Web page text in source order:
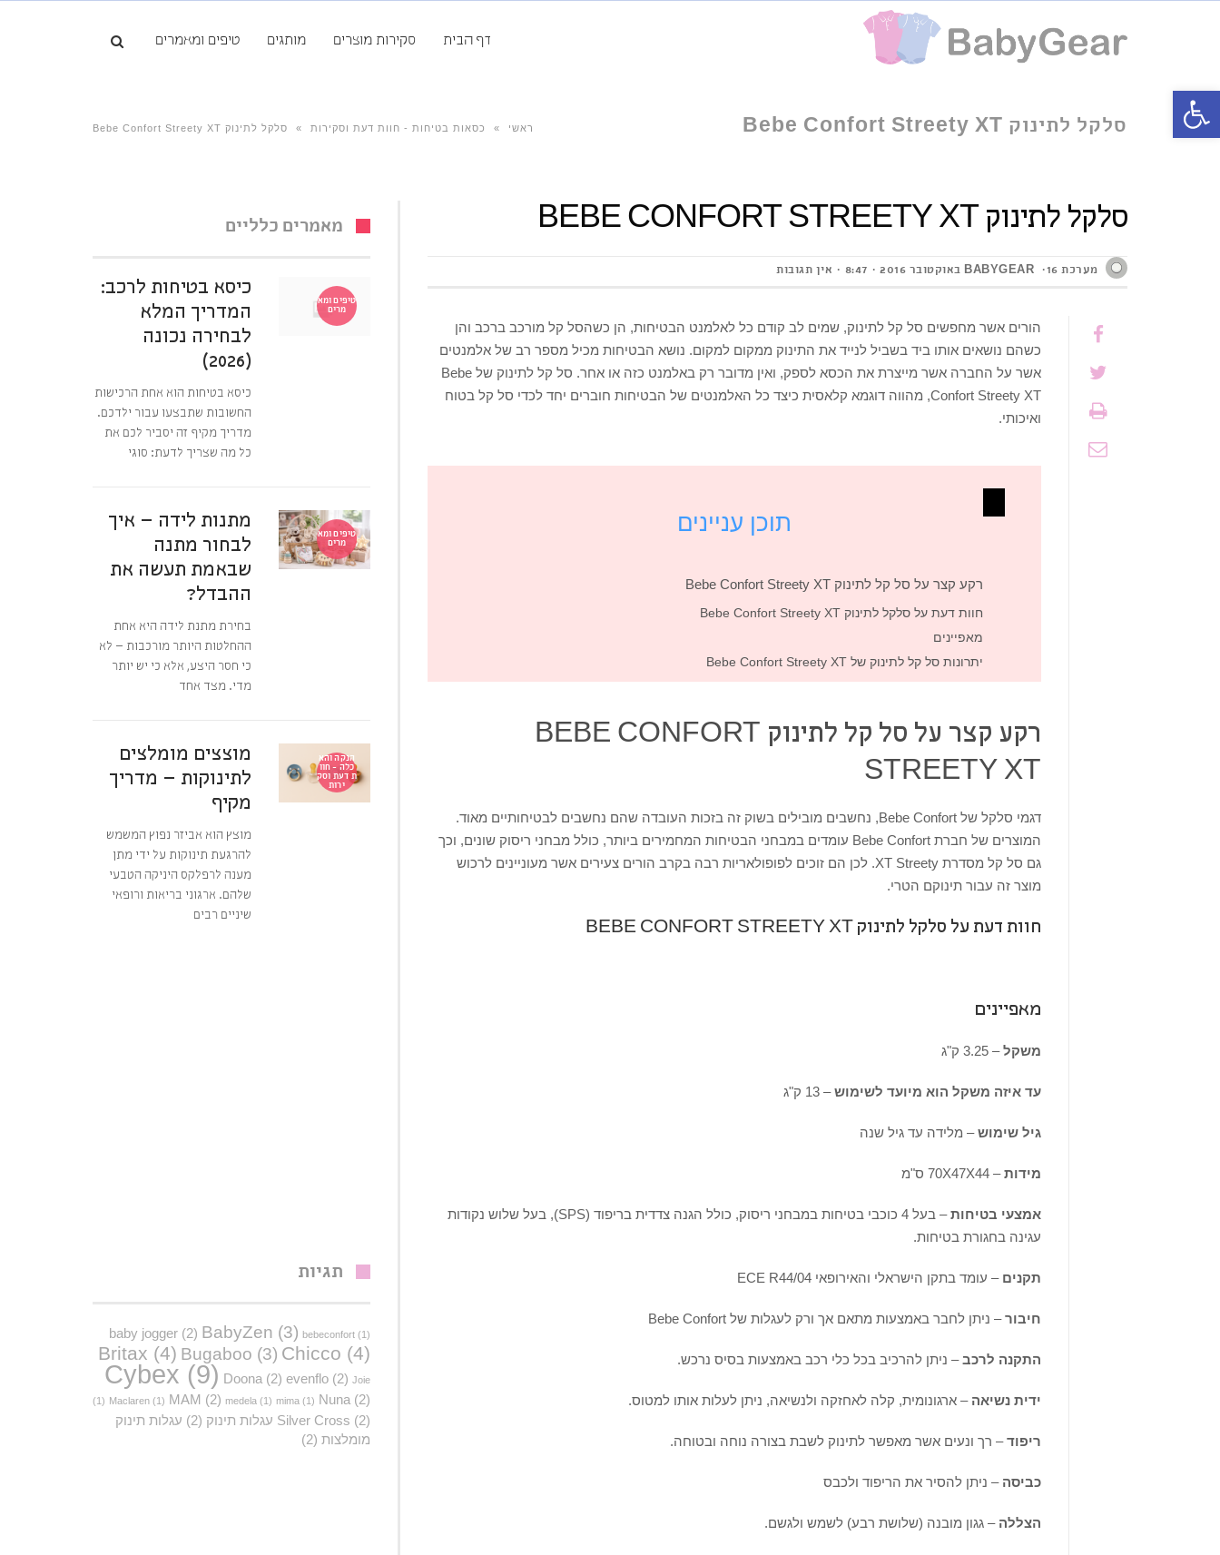
דף הבית סקירות מוצרים מותגים טיפים ומאמרים
סלקל לתינוק Bebe Confort Streety XT ראשי » כסאות בטיחות - חוות דעת וסקירות » סלקל לתינוק Bebe Confort Streety XT
סלקל לתינוק BEBE CONFORT STREETY XT
מערכת BABYGEAR 16 באוקטובר 2016 8:47 אין תגובות
הורים אשר מחפשים סל קל לתינוק, שמים לב קודם כל לאלמנט הבטיחות, הן כשהסל קל מורכב ברכב והן
כשהם נושאים אותו ביד בשביל לנייד את התינוק ממקום למקום. נושא הבטיחות מכיל מספר רב של אלמנטים
אשר על החברה אשר מייצרת את הכסא לספק, ואין מדובר רק באלמנט כזה או אחר. סל קל לתינוק של Bebe
Confort Streety XT, מהווה דוגמא קלאסית כיצד כל האלמנטים של הבטיחות חוברים יחד לכדי סל קל בטוח
ואיכותי.
תוכן עניינים
רקע קצר על סל קל לתינוק Bebe Confort Streety XT
חוות דעת על סלקל לתינוק Bebe Confort Streety XT
מאפיינים
יתרונות סל קל לתינוק של Bebe Confort Streety XT
רקע קצר על סל קל לתינוק BEBE CONFORT
STREETY XT
דגמי סלקל של Bebe Confort, נחשבים מובילים בשוק זה בזכות העובדה שהם נחשבים לבטיחותיים מאוד.
המוצרים של חברת Bebe Confort עומדים במבחני הבטיחות המחמירים ביותר, כולל מבחני ריסוק שונים, וכך
גם סל קל מסדרת XT Streety. לכן הם זוכים לפופולאריות רבה בקרב הורים צעירים אשר מעוניינים לרכוש
מוצר זה עבור תינוקם הטרי.
חוות דעת על סלקל לתינוק BEBE CONFORT STREETY XT
מאפיינים
משקל– 3.25 ק"ג
עד איזה משקל הוא מיועד לשימוש– 13 ק"ג
גיל שימוש– מלידה עד גיל שנה
מידות– 70X47X44 ס"מ
אמצעי בטיחות
– בעל 4 כוכבי בטיחות במבחני ריסוק, כולל הגנה צדדית בריפוד (SPS), בעל שלוש נקודות
עגינה בחגורת בטיחות.
תקנים – עומד בתקן הישראלי והאירופאי ECE R44/04
חיבור– ניתן לחבר באמצעות מתאם אך ורק לעגלות של Bebe Confort
התקנה לרכב– ניתן להרכיב בכל כלי רכב באמצעות בסיס נרכש.
ידית נשיאה – ארגונומית, קלה לאחזקה ולנשיאה, ניתן לעלות אותו למטוס.
ריפוד– רך ונעים אשר מאפשר לתינוק לשבת בצורה נוחה ובטוחה.
כביסה – ניתן להסיר את הריפוד ולכבס
הצללה – גגון מובנה (שלושת רבע) לשמש ולגשם.
מאמרים כלליים
טיפים ומא
מרים
כיסא בטיחות לרכב:
המדריך המלא
לבחירה נכונה
(2026)
כיסא בטיחות הוא אחת הרכישות
החשובות שתבצעו עבור ילדכם.
מדריך מקיף זה יסביר לכם את
כל מה שצריך לדעת: סוגי
טיפים ומא
מרים
מתנות לידה – איך
לבחור מתנה
שבאמת תעשה את
ההבדל?
בחירת מתנת לידה היא אחת
ההחלטות היותר מורכבות – לא
כי חסר היצע, אלא כי יש יותר
מדי. מצד אחד
הנקה והא
כלה - חוו
ת דעת וסק
ירות
מוצצים מומלצים
לתינוקות – מדריך
מקיף
מוצץ הוא אביזר נפוץ המשמש
להרגעת תינוקות על ידי מתן
מענה לרפלקס היניקה הטבעי
שלהם. ארגוני בריאות ורופאי
שיניים רבים
תגיות
baby jogger (2) BabyZen (3) bebeconfort (1)
Britax (4) Bugaboo (3) Chicco (4)
Cybex (9) Doona (2) evenflo (2) Joie
(1) Maclaren (1) MAM (2) medela (1) mima (1) Nuna (2)
Silver Cross (2) עגלות תינוק (2)
עגלות תינוק
מומלצות (2)
פתח סרגל נגישות